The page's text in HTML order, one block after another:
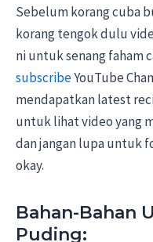
Sebelum korang cuba
korang tengok dulu
ni untuk senang faham
subscribeYouTube
mendapatkan latest
untuk lihat video yang
dan jangan lupa untuk
okay.
Bahan-Bahan
Puding: